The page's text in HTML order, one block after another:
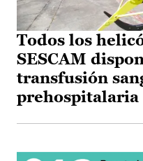
Todos los
SESCAM
transfusión
prehospitalaria